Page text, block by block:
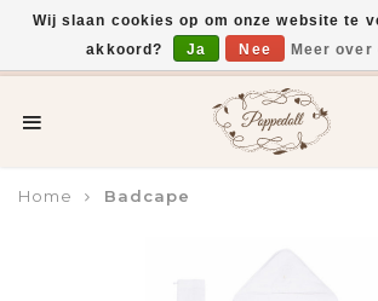
Voor 15:00 uur besteld,
Home Badcape
Wij slaan cookies op om onze website te
akkoord?
Ja Nee Meer over